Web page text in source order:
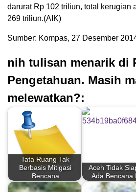
darurat Rp 102 triliun, total kerugian
269 triliun.(AIK)
Sumber: Kompas, 27 Desember
nih tulisan menarik di
Pengetahuan. Masih
melewatkan?:
Tata Ruang Tak
Berbasis Mitigasi
Bencana
Aceh Tidak
Ada Bencana